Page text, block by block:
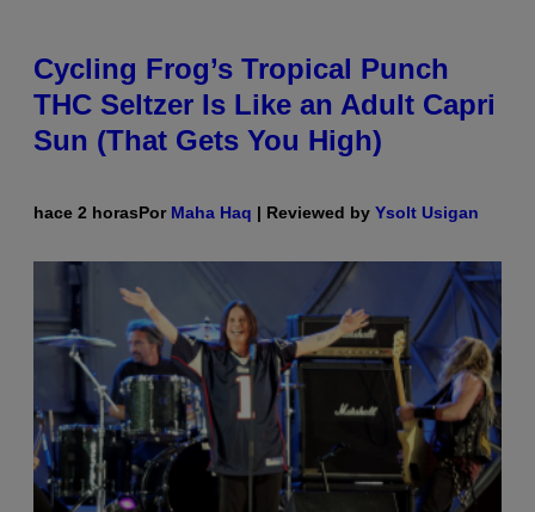
Cycling Frog’s Tropical Punch
THC Seltzer Is Like an Adult Capri
Sun (That Gets You High)
hace 2 horasPor Maha Haq | Reviewed by Ysolt Usigan